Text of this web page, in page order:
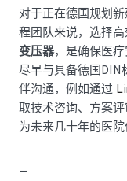
对于正在德国规划
程团队来说，选择
变压器，是确保医
尽早与具备德国DIN
伴沟通，例如通过
取技术咨询、方案
为未来几十年的医院
—